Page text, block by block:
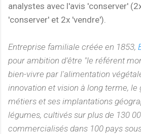
analystes avec l'avis 'conserver'
'conserver' et 2x 'vendre').
Entreprise familiale créée en 1853,
pour ambition d’être "le référent
bien-vivre par l'alimentation
innovation et vision à long terme,
métiers et ses implantations
légumes, cultivés sur plus de 130
commercialisés dans 100 pays